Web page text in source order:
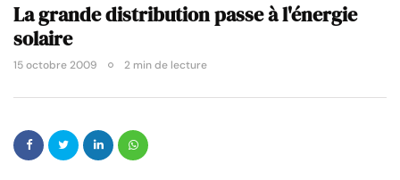
La grande distribution passe à l'énergie
solaire
15 octobre 2009 2 min de lecture